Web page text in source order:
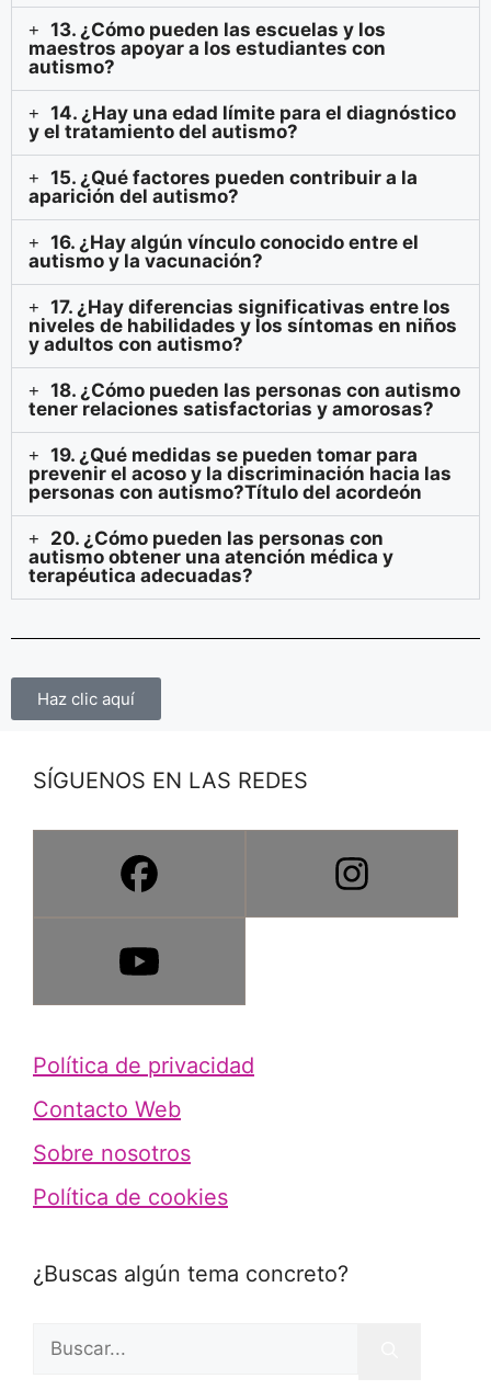
13. ¿Cómo pueden las escuelas y los
maestros apoyar a los estudiantes con
autismo?
14. ¿Hay una edad límite para el diagnóstico
y el tratamiento del autismo?
15. ¿Qué factores pueden contribuir a la
aparición del autismo?
16. ¿Hay algún vínculo conocido entre el
autismo y la vacunación?
17. ¿Hay diferencias significativas entre los
niveles de habilidades y los síntomas en niños
y adultos con autismo?
18. ¿Cómo pueden las personas con autismo
tener relaciones satisfactorias y amorosas?
19. ¿Qué medidas se pueden tomar para
prevenir el acoso y la discriminación hacia las
personas con autismo?Título del acordeón
20. ¿Cómo pueden las personas con
autismo obtener una atención médica y
terapéutica adecuadas?
Haz clic aquí
SÍGUENOS EN LAS REDES
Política de privacidad
Contacto Web
Sobre nosotros
Política de cookies
¿Buscas algún tema concreto?